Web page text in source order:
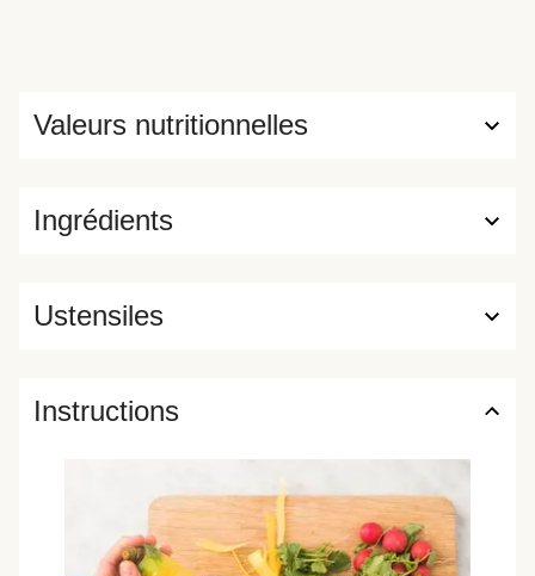
Ingrédients
Valeurs nutritionnelles
Ustensiles
Instructions